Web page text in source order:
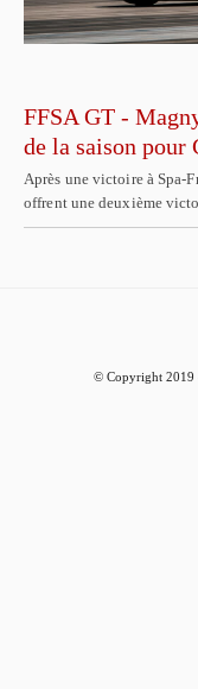
FFSA GT -
de la saison pour
Après une victoire à Spa-
offrent une deuxième
© Copyright 2019